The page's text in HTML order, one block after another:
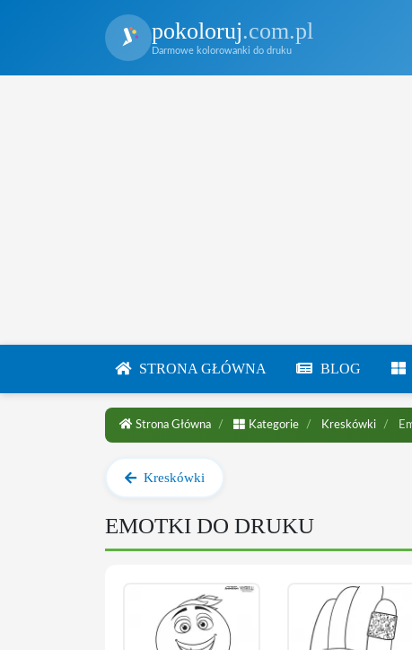
pokoloruj.com.pl
Darmowe kolorowanki do druku
STRONA GŁÓWNA BLOG
Strona Główna Kategorie Kreskówki
Kreskówki
EMOTKI DO DRUKU